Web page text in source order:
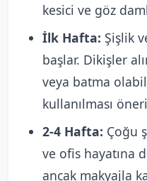
kesici ve göz
İlk Hafta: Şişlik
başlar. Dikişler
veya batma
kullanılması
2-4 Hafta: Çoğu
ve ofis hayatına
ancak makyajla